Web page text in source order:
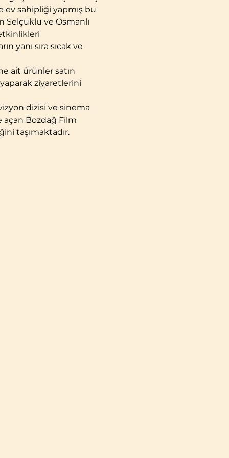
sahipliği yapmış bu
Selçuklu ve Osmanlı
yanı sıra sıcak ve
ait ürünler satın
ziyaretlerini
dizisi ve sinema
açan Bozdağ Film
taşımaktadır.